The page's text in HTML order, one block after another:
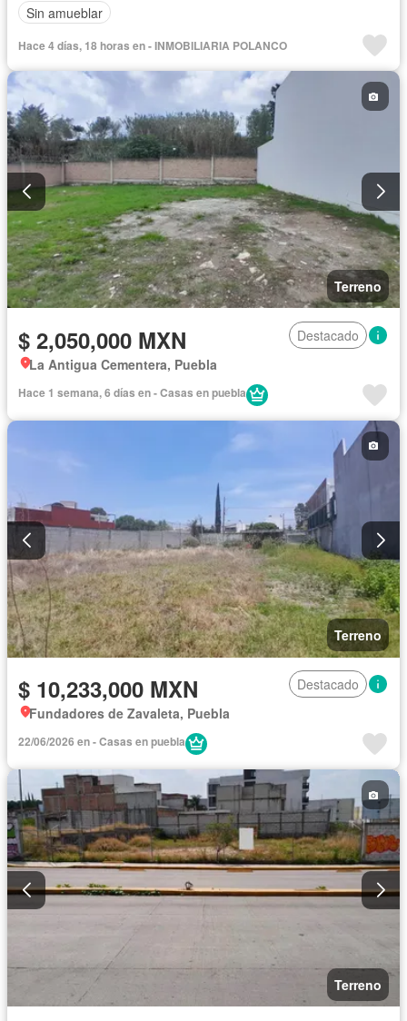
Sin amueblar
Hace 4 días, 18 horas en - INMOBILIARIA POLANCO
Terreno
$ 2,050,000 MXN
Destacado
La Antigua Cementera, Puebla
Hace 1 semana, 6 días en - Casas en puebla
Terreno
$ 10,233,000 MXN
Destacado
Fundadores de Zavaleta, Puebla
22/06/2026 en - Casas en puebla
Terreno